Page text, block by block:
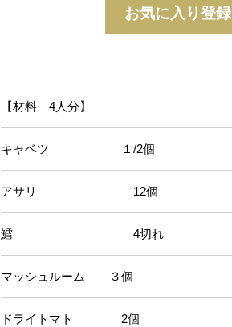
お気に入り登録
【材料 4人分】
キャベツ １/2個
アサリ 12個
鱈 4切れ
マッシュルーム ３個
ドライトマト 2個